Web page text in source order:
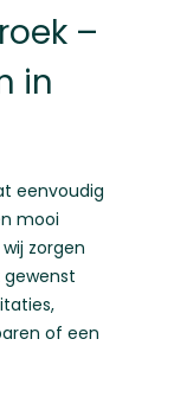
–
in
eenvoudig
mooi
zorgen
of een